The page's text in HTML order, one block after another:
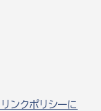
ンクポリシーに